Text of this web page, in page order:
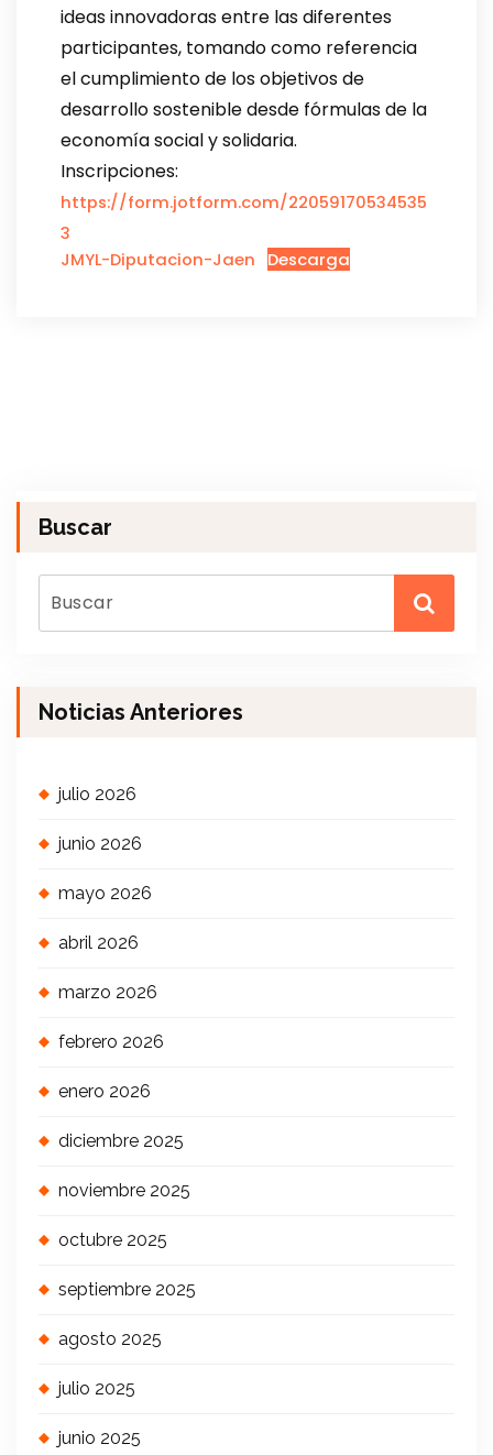
ideas innovadoras entre las diferentes
participantes, tomando como referencia
el cumplimiento de los objetivos de
desarrollo sostenible desde fórmulas de la
economía social y solidaria.
Inscripciones:
https://form.jotform.com/22059170534535
3
JMYL-Diputacion-Jaen
Descarga
Buscar
Noticias Anteriores
julio 2026
junio 2026
mayo 2026
abril 2026
marzo 2026
febrero 2026
enero 2026
diciembre 2025
noviembre 2025
octubre 2025
septiembre 2025
agosto 2025
julio 2025
junio 2025